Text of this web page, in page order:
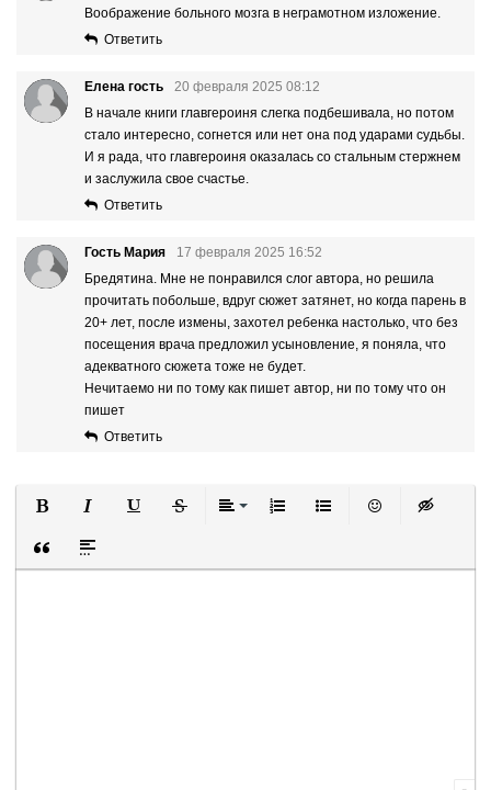
Воображение больного мозга в неграмотном изложение.
Ответить
Елена гость
20 февраля 2025 08:12
В начале книги главгероиня слегка подбешивала, но потом
стало интересно, согнется или нет она под ударами судьбы.
И я рада, что главгероиня оказалась со стальным стержнем
и заслужила свое счастье.
Ответить
Гость Мария
17 февраля 2025 16:52
Бредятина. Мне не понравился слог автора, но решила
прочитать побольше, вдруг сюжет затянет, но когда парень в
20+ лет, после измены, захотел ребенка настолько, что без
посещения врача предложил усыновление, я поняла, что
адекватного сюжета тоже не будет.
Нечитаемо ни по тому как пишет автор, ни по тому что он
пишет
Ответить
Вставка цитаты
Вставка спойлера